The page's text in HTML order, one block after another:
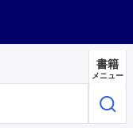
書籍
メニュー